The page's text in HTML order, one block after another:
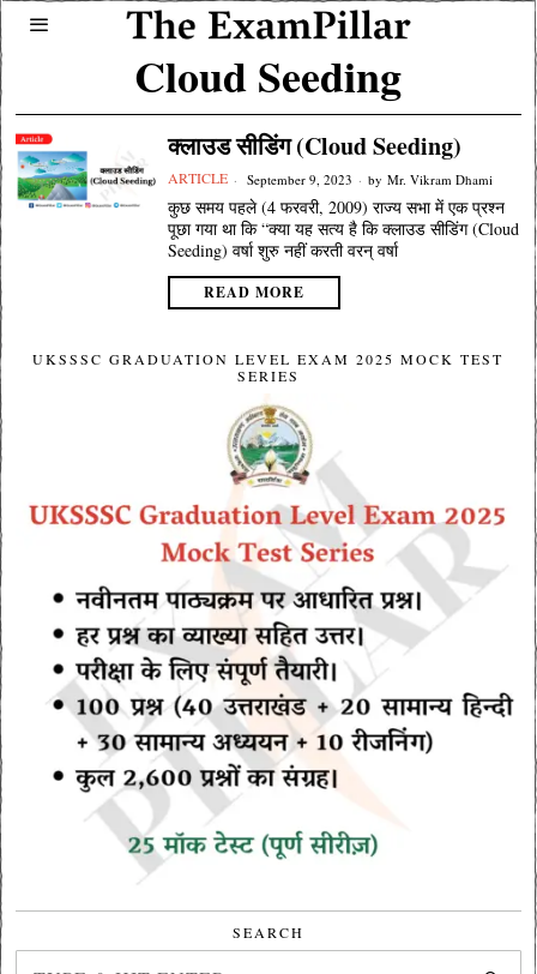
Cloud Seeding
क्लाउड सीडिंग (Cloud Seeding)
ARTICLE September 9, 2023 by Mr. Vikram Dhami
कुछ समय पहले (4 फरवरी, 2009) राज्य सभा में एक प्रश्न
पूछा गया था कि “क्या यह सत्य है कि क्लाउड सीडिंग (Cloud
Seeding) वर्षा शुरु नहीं करती वरन्‌ वर्षा
READ MORE
UKSSSC GRADUATION LEVEL EXAM 2025 MOCK TEST
SERIES
SEARCH